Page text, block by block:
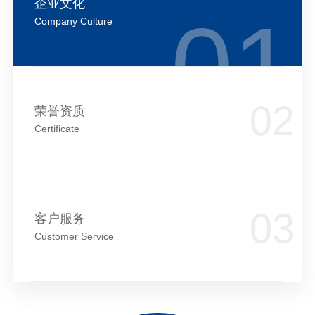
企业文化
Company Culture
荣誉资质
Certificate
客户服务
Customer Service